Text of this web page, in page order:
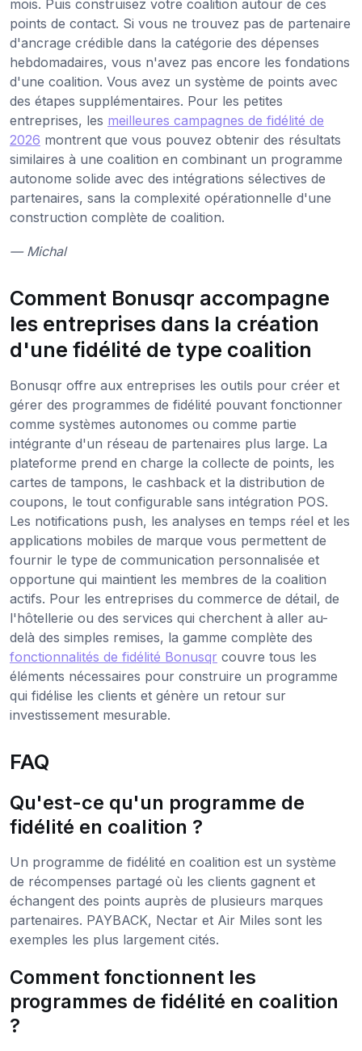
mois. Puis construisez votre coalition autour de ces
points de contact. Si vous ne trouvez pas de partenaire
d'ancrage crédible dans la catégorie des dépenses
hebdomadaires, vous n'avez pas encore les fondations
d'une coalition. Vous avez un système de points avec
des étapes supplémentaires. Pour les petites
entreprises, les meilleures campagnes de fidélité de
2026 montrent que vous pouvez obtenir des résultats
similaires à une coalition en combinant un programme
autonome solide avec des intégrations sélectives de
partenaires, sans la complexité opérationnelle d'une
construction complète de coalition.
— Michal
Comment Bonusqr accompagne
les entreprises dans la création
d'une fidélité de type coalition
Bonusqr offre aux entreprises les outils pour créer et
gérer des programmes de fidélité pouvant fonctionner
comme systèmes autonomes ou comme partie
intégrante d'un réseau de partenaires plus large. La
plateforme prend en charge la collecte de points, les
cartes de tampons, le cashback et la distribution de
coupons, le tout configurable sans intégration POS.
Les notifications push, les analyses en temps réel et les
applications mobiles de marque vous permettent de
fournir le type de communication personnalisée et
opportune qui maintient les membres de la coalition
actifs. Pour les entreprises du commerce de détail, de
l'hôtellerie ou des services qui cherchent à aller au-
delà des simples remises, la gamme complète des
fonctionnalités de fidélité Bonusqr couvre tous les
éléments nécessaires pour construire un programme
qui fidélise les clients et génère un retour sur
investissement mesurable.
FAQ
Qu'est-ce qu'un programme de
fidélité en coalition ?
Un programme de fidélité en coalition est un système
de récompenses partagé où les clients gagnent et
échangent des points auprès de plusieurs marques
partenaires. PAYBACK, Nectar et Air Miles sont les
exemples les plus largement cités.
Comment fonctionnent les
programmes de fidélité en coalition
?